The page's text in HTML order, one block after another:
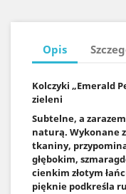
Opis
Kolczyki „Emerald
zieleni
Subtelne, a
naturą. Wykonane
tkaniny,
głębokim,
cienkim złotym
pięknie podkreśla